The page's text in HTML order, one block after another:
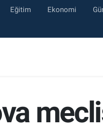
Eğitim Ekonomi